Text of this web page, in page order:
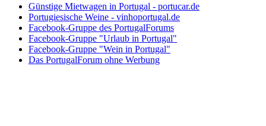
Günstige Mietwagen in Portugal - portucar.de
Portugiesische Weine - vinhoportugal.de
Facebook-Gruppe des PortugalForums
Facebook-Gruppe "Urlaub in Portugal"
Facebook-Gruppe "Wein in Portugal"
Das PortugalForum ohne Werbung